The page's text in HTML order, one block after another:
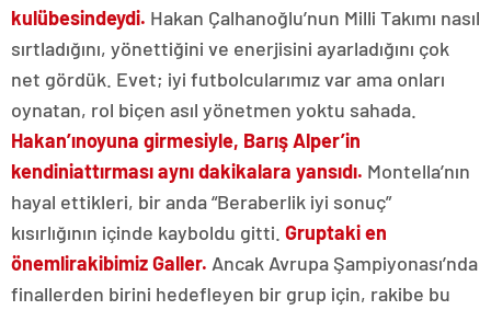
kulübesindeydi. Hakan Çalhanoğlu’nun Milli Takımı nasıl
sırtladığını, yönettiğini ve enerjisini ayarladığını çok
net gördük. Evet; iyi futbolcularımız var ama onları
oynatan, rol biçen asıl yönetmen yoktu sahada.
Hakan’ınoyuna girmesiyle, Barış Alper’in
kendiniattırması aynı dakikalara yansıdı. Montella’nın
hayal ettikleri, bir anda “Beraberlik iyi sonuç”
kısırlığının içinde kayboldu gitti. Gruptaki en
önemlirakibimiz Galler. Ancak Avrupa Şampiyonası’nda
finallerden birini hedefleyen bir grup için, rakibe bu